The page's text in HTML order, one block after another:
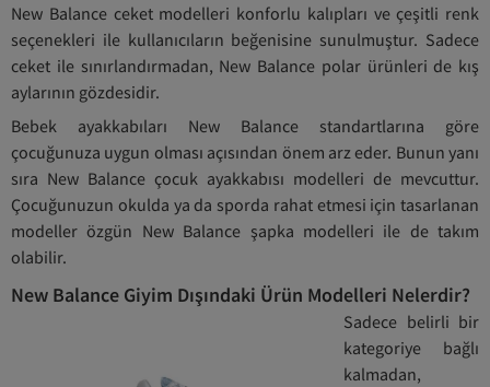
New Balance ceket modelleri konforlu kalıpları ve çeşitli renk
seçenekleri ile kullanıcıların beğenisine sunulmuştur. Sadece
ceket ile sınırlandırmadan, New Balance polar ürünleri de kış
aylarının gözdesidir.
Bebek ayakkabıları New Balance standartlarına göre
çocuğunuza uygun olması açısından önem arz eder. Bunun yanı
sıra New Balance çocuk ayakkabısı modelleri de mevcuttur.
Çocuğunuzun okulda ya da sporda rahat etmesi için tasarlanan
modeller özgün New Balance şapka modelleri ile de takım
olabilir.
New Balance Giyim Dışındaki Ürün Modelleri Nelerdir?
Sadece belirli bir
kategoriye bağlı
kalmadan,